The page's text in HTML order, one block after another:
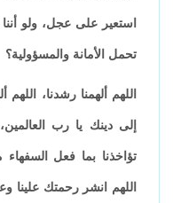
استعير على عجل، ولو
تحمل الأمانة والمسؤولية؟
اللهم ألهمنا رشدنا، اللهم
إلى دينك يا رب
تؤاخذنا بما فعل السفهاء
اللهم انشر رحمتك علينا